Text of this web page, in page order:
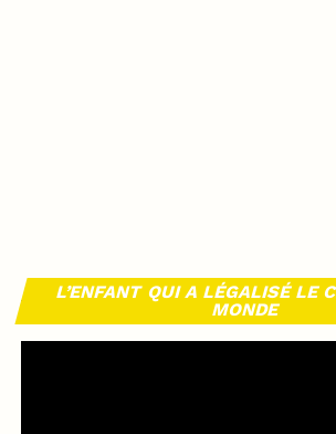
L’ENFANT QUI A LÉGALISÉ LE
MONDE